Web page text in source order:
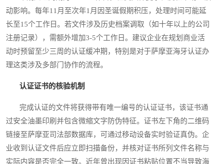
动影响。每年11月至次年1月因圣诞假期积压，处理时间可能延
长至15个工作日。若文件涉及历史档案调取（如十年以上的公司
注册记录），需额外增加3-5个工作日。建议企业在规划商业活
动时预留至少三周的认证缓冲期，特别是对于萨摩亚海牙认证办
理这类涉及多部门协作的流程。
认证证书的核验机制
完成认证的文件将获得带有唯一编号的认证证书，该证书通
过安全油墨印刷并包含微缩文字防伪特征。证书左下角的二维码
链接至萨摩亚司法部数据库，可通过移动设备实时验证真伪。企
业收到认证文件后应立即扫描备份，并核对证书所列文件名称与
实际内容是否完全一致。近年曾出现因证书粘贴位置不当导致海